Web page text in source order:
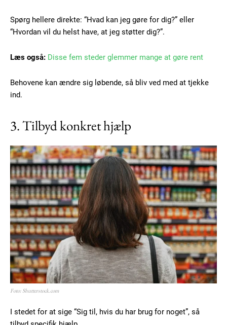
Spørg hellere direkte: “Hvad kan jeg gøre for dig?” eller
“Hvordan vil du helst have, at jeg støtter dig?”.
Læs også: Disse fem steder glemmer mange at gøre rent
Behovene kan ændre sig løbende, så bliv ved med at tjekke
ind.
3. Tilbyd konkret hjælp
Foto: Shutterstock.com
I stedet for at sige “Sig til, hvis du har brug for noget”, så